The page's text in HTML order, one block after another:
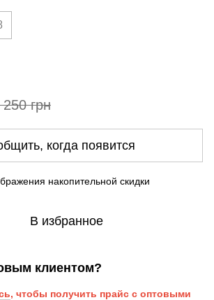
250 грн
когда появится
накопительной скидки
В избранное
клиентом?
, чтобы получить прайс с оптовыми